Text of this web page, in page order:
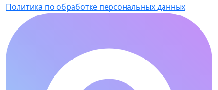
Политика по обработке персональных данных